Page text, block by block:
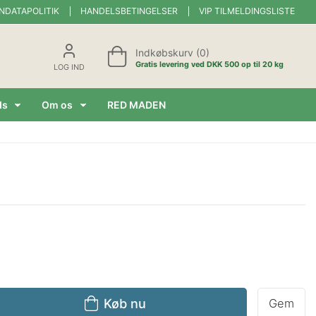
HANDELSBETINGELSER VIP TILMELDINGSLISTE
LOG IND
Indkøbskurv (0)
Gratis levering ved DKK 500 op til 20 kg
Om os RED MADEN
Køb nu Gem